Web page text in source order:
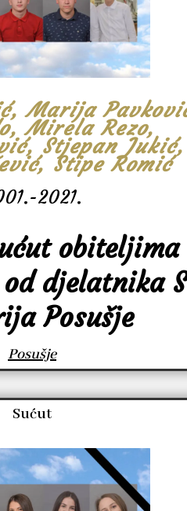
Marija
Mirela Rezo,
Stjepan Jukić,
Stipe Romić
2021.
obiteljima
djelatnika
Posušje
Posušje
Sućut